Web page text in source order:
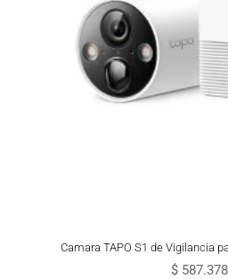
Camara TAPO S1 de Vigilancia
$ 587.378